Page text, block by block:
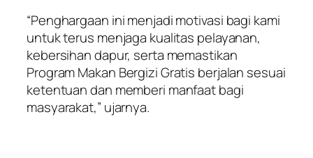
“Penghargaan ini menjadi motivasi bagi kami
untuk terus menjaga kualitas pelayanan,
kebersihan dapur, serta memastikan
Program Makan Bergizi Gratis berjalan sesuai
ketentuan dan memberi manfaat bagi
masyarakat,” ujarnya.